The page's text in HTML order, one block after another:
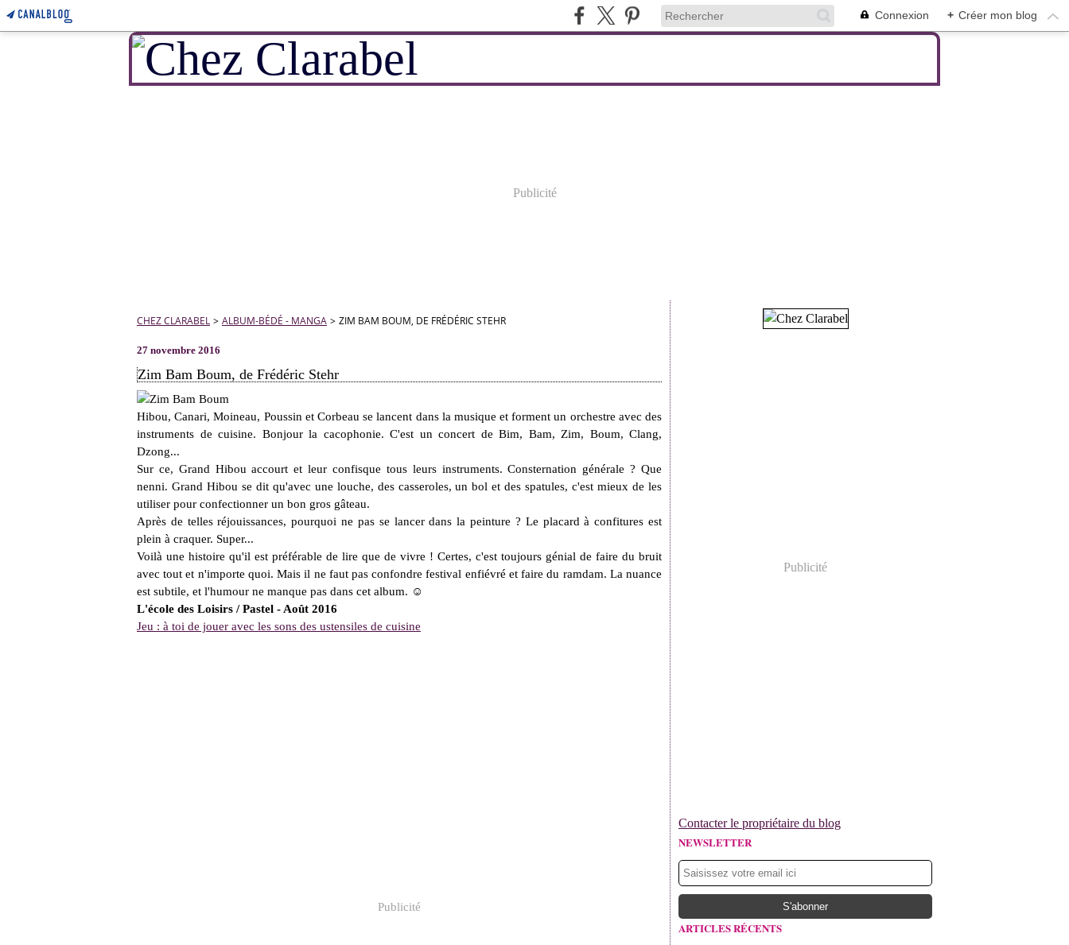
Connexion + Créer mon blog
Publicité
CHEZ CLARABEL > ALBUM-BÉDÉ - MANGA > ZIM BAM BOUM, DE FRÉDÉRIC STEHR
27 novembre 2016
Zim Bam Boum, de Frédéric Stehr
Hibou, Canari, Moineau, Poussin et Corbeau se lancent dans la musique et forment un orchestre avec des
instruments de cuisine. Bonjour la cacophonie. C'est un concert de Bim, Bam, Zim, Boum, Clang,
Dzong...
Sur ce, Grand Hibou accourt et leur confisque tous leurs instruments. Consternation générale ? Que
nenni. Grand Hibou se dit qu'avec une louche, des casseroles, un bol et des spatules, c'est mieux de les
utiliser pour confectionner un bon gros gâteau.
Après de telles réjouissances, pourquoi ne pas se lancer dans la peinture ? Le placard à confitures est
plein à craquer. Super...
Voilà une histoire qu'il est préférable de lire que de vivre ! Certes, c'est toujours génial de faire du bruit
avec tout et n'importe quoi. Mais il ne faut pas confondre festival enfiévré et faire du ramdam. La nuance
est subtile, et l'humour ne manque pas dans cet album. ☺
L'école des Loisirs / Pastel - Août 2016
Jeu : à toi de jouer avec les sons des ustensiles de cuisine
Publicité
Publicité
Contacter le propriétaire du blog
NEWSLETTER
ARTICLES RÉCENTS